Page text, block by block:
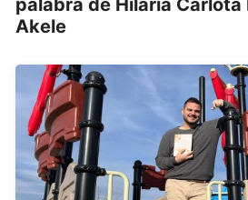
palabra de Hilaria Carlota
Akele